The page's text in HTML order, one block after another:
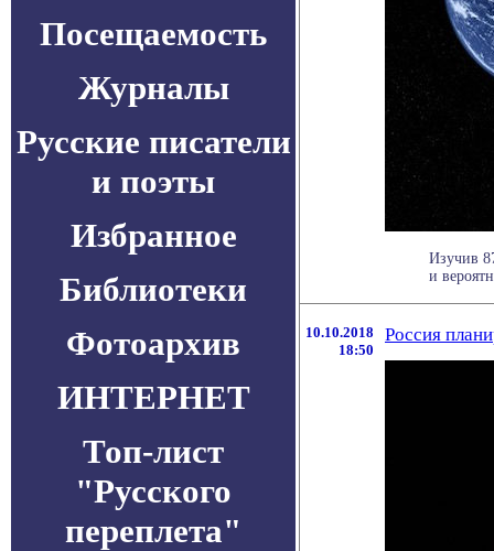
Посещаемость
Журналы
Русские писатели
и поэты
Избранное
Библиотеки
Фотоархив
ИНТЕРНЕТ
Топ-лист
"Русского
переплета"
Изучив
и
10.10.2018
18:50
Россия